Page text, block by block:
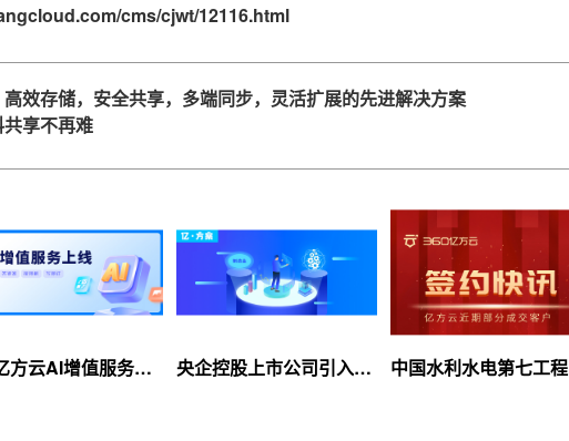
cms/cjwt/12116.html
效存储，安全共享，多端同步，灵活扩展的先进解决方案
享不再难
方云AI增值服务上
央企控股上市公司引入
中国水利水电第七工程